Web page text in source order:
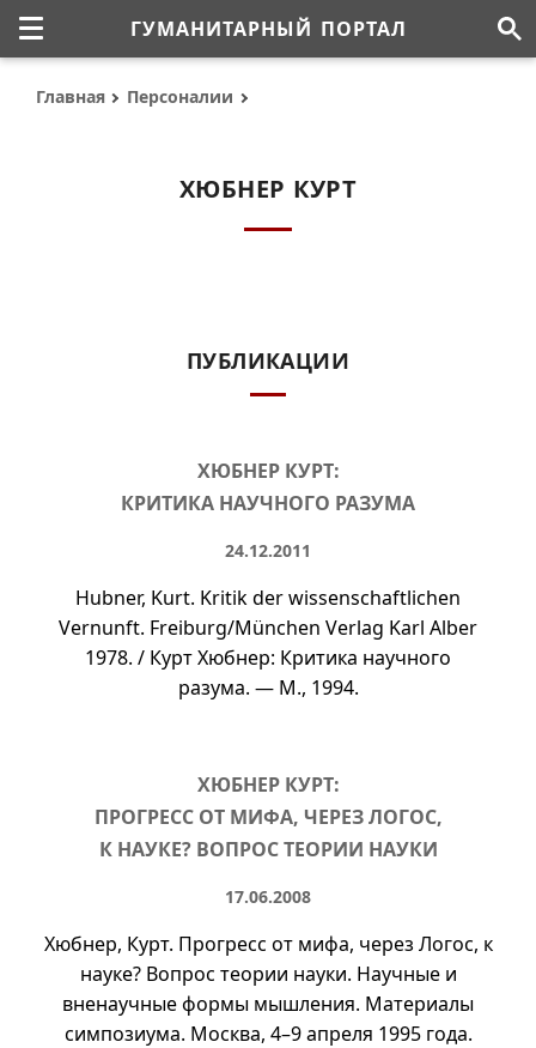
ГУМАНИТАРНЫЙ ПОРТАЛ
Главная Персоналии
ХЮБНЕР КУРТ
ПУБЛИКАЦИИ
ХЮБНЕР КУРТ:
КРИТИКА НАУЧНОГО РАЗУМА
24.12.2011
Hubner, Kurt. Kritik der wissenschaftlichen
Vernunft. Freiburg/München Verlag Karl Alber
1978. / Курт Хюбнер: Критика научного
разума. — М., 1994.
ХЮБНЕР КУРТ:
ПРОГРЕСС ОТ МИФА, ЧЕРЕЗ ЛОГОС,
К НАУКЕ? ВОПРОС ТЕОРИИ НАУКИ
17.06.2008
Хюбнер, Курт. Прогресс от мифа, через Логос, к
науке? Вопрос теории науки. Научные и
вненаучные формы мышления. Материалы
симпозиума. Москва, 4–9апреля 1995 года.